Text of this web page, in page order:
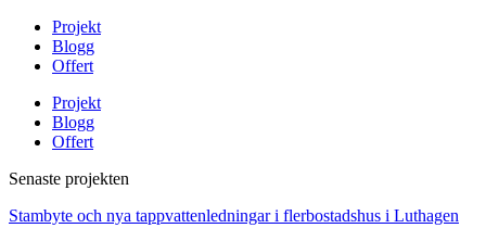
Projekt
Blogg
Offert
Projekt
Blogg
Offert
Senaste projekten
Stambyte och nya tappvattenledningar i flerbostadshus i Luthagen